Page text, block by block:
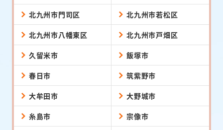
北九州市門司区 北九州市若松区
北九州市八幡東区 北九州市戸畑区
久留米市 飯塚市
春日市 筑紫野市
大牟田市 大野城市
糸島市 宗像市